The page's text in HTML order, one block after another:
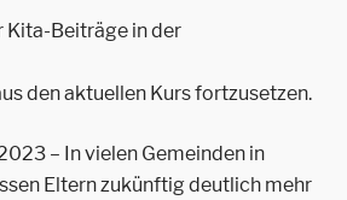
Kita-Beiträge in der
den aktuellen Kurs fortzusetzen.
– In vielen Gemeinden in
Eltern zukünftig deutlich mehr